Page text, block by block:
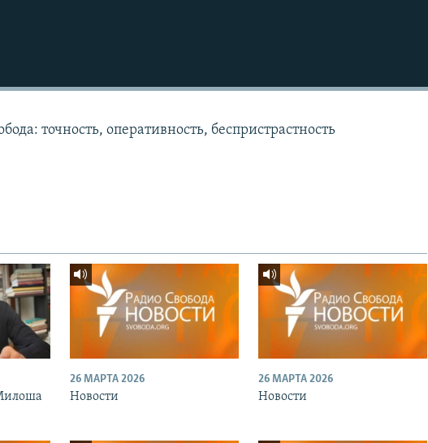
точность, оперативность, беспристрастность
26 МАРТА 2026
Новости
26 МАРТА 2026
Новости